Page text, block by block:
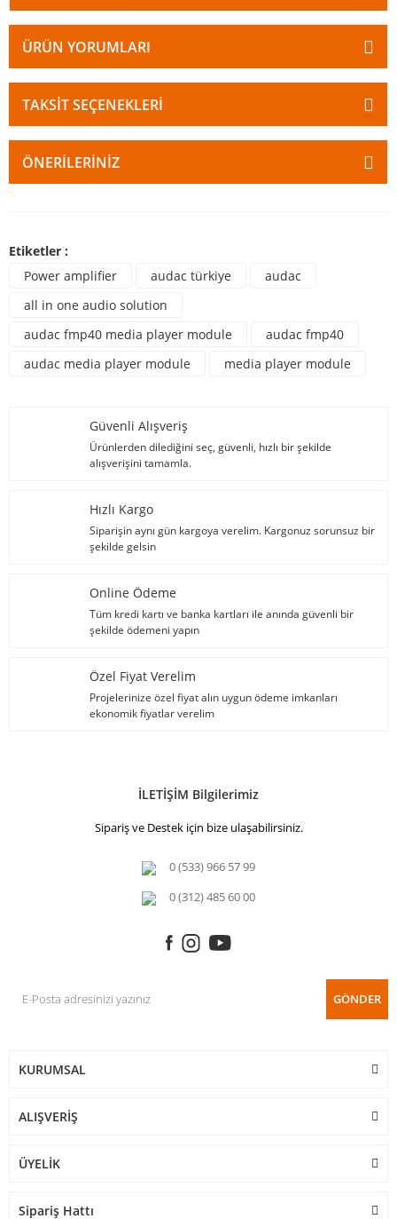
ÜRÜN YORUMLARI
TAKSIT SEÇENEKLERI
ÖNERILERINIZ
Etiketler :
Power amplifier
audac türkiye
audac
all in one audio solution
audac fmp40 media player module
audac fmp40
audac media player module
media player module
Güvenli Alışveriş
Ürünlerden dilediğini seç, güvenli, hızlı bir şekilde
alışverişini tamamla.
Hızlı Kargo
Siparişin aynı gün kargoya verelim. Kargonuz sorunsuz bir
şekilde gelsin
Online Ödeme
Tüm kredi kartı ve banka kartları ile anında güvenli bir
şekilde ödemeni yapın
Özel Fiyat Verelim
Projelerinize özel fiyat alın uygun ödeme imkanları
ekonomik fiyatlar verelim
İLETİŞİM Bilgilerimiz
Sipariş ve Destek için bize ulaşabilirsiniz.
0 (533) 966 57 99
0 (312) 485 60 00
GÖNDER
KURUMSAL
ALIŞVERİŞ
ÜYELİK
Sipariş Hattı